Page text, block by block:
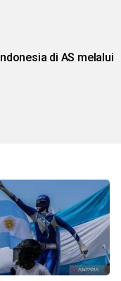
di AS melalui